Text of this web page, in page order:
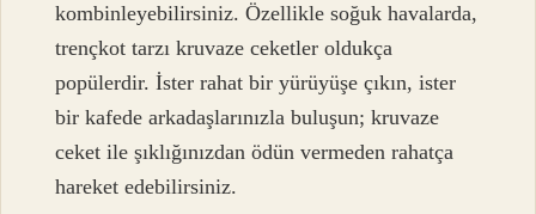
kombinleyebilirsiniz. Özellikle soğuk havalarda,
trençkot tarzı kruvaze ceketler oldukça
popülerdir. İster rahat bir yürüyüşe çıkın, ister
bir kafede arkadaşlarınızla buluşun; kruvaze
ceket ile şıklığınızdan ödün vermeden rahatça
hareket edebilirsiniz.